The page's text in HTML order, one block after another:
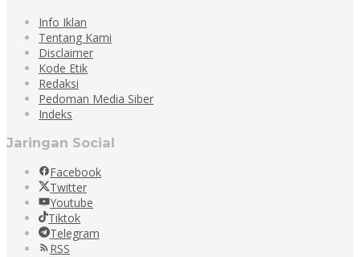
Info Iklan
Tentang Kami
Disclaimer
Kode Etik
Redaksi
Pedoman Media Siber
Indeks
Jaringan Social
Facebook
Twitter
Youtube
Tiktok
Telegram
RSS